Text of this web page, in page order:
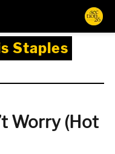
Staples
Worry (Hot